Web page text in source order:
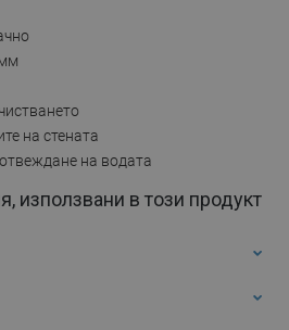
на стената
на водата
използвани в този продукт